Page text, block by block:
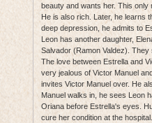
beauty and wants her. This
He is also rich. Later, he learns
deep depression, he admits to
Leon has another daughter,
Salvador (Ramon Valdez).
The love between Estrella and
very jealous of Victor Manuel
invites Victor Manuel over. He
Manuel walks in, he sees Leon
Oriana before Estrella's eyes.
cure her condition at the